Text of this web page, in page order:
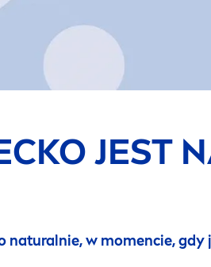
JEST
naturalnie, w momencie, gdy